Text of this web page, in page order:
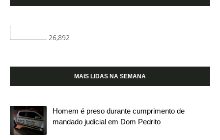
26,892
MAIS LIDAS NA SEMANA
Homem é preso durante cumprimento de
mandado judicial em Dom Pedrito